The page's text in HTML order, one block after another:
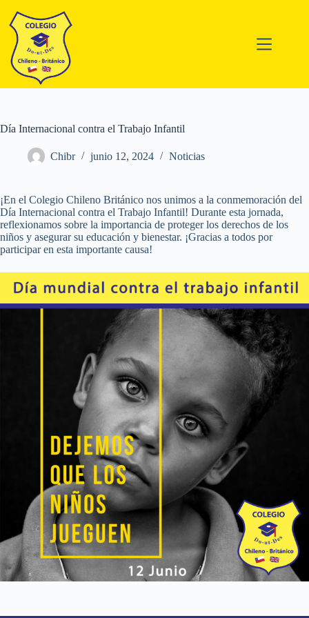
contenido
Día Internacional contra el Trabajo Infantil
Chibr junio 12, 2024 Noticias
¡En el Colegio Chileno Británico nos unimos a la conmemoración del
Día Internacional contra el Trabajo Infantil! Durante esta jornada,
reflexionamos sobre la importancia de proteger los derechos de los
niños y asegurar su educación y bienestar. ¡Gracias a todos por
participar en esta importante causa!